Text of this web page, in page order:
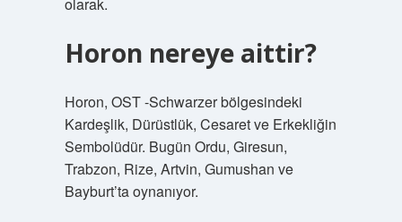
Horon nereye aittir?
Horon, OST -Schwarzer bölgesindeki
Kardeşlik, Dürüstlük, Cesaret ve Erkekliğin
Sembolüdür. Bugün Ordu, Giresun,
Trabzon, Rize, Artvin, Gumushan ve
Bayburt’ta oynanıyor.